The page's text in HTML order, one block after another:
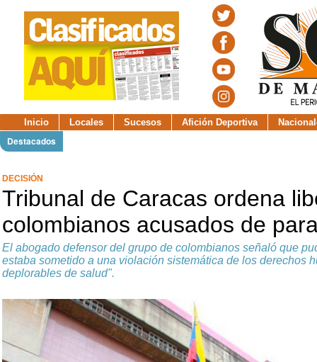
Inicio Locales Sucesos Afición Deportiva
Destacados
DECISIÓN
Tribunal de Caracas ordena
colombianos acusados de
El abogado defensor del grupo de colombianos señaló que
estaba sometido a una violación sistemática de los derechos
deplorables de salud".